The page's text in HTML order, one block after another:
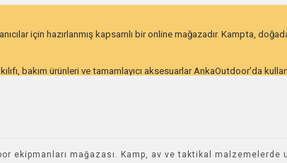
için hazırlanmış kapsamlı bir online mağazadır. Kampta,
bakım ürünleri ve tamamlayıcı aksesuarlar AnkaOutdoor’da
ekipmanları mağazası. Kamp, av ve taktikal malzemelerde